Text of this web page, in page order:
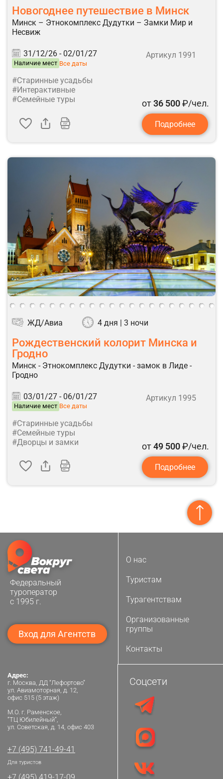
Новогоднее путешествие в Минск
Минск – Этнокомплекс Дудутки – Замки Мир и
Несвиж
31/12/26 - 02/01/27
Наличие мест Все даты
Артикул 1991
#Старинные усадьбы
#Интерактивные
#Семейные туры
от36 500₽/чел.
Подробнее
ЖД/Авиа 4 дня | 3 ночи
Рождественский колорит Минска и
Гродно
Минск - Этнокомплекс Дудутки - замок в Лиде -
Гродно
03/01/27 - 06/01/27
Наличие мест Все даты
Артикул 1995
#Старинные усадьбы
#Семейные туры
#Дворцы и замки
от49 500₽/чел.
Подробнее
Федеральный
туроператор
с 1995 г.
Вход для Агентств
О нас
Туристам
Турагентствам
Организованные
группы
Контакты
Адрес:
г. Москва, ДД “Лефортово”
ул. Авиамоторная, д. 12,
офис 515 (5 этаж)
М.О. г. Раменское,
“ТЦ Юбилейный”,
ул. Советская, д. 14, офис 403
+7 (495) 741-49-41
Для туристов
Соцсети